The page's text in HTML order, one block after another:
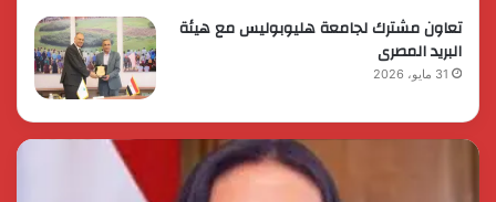
تعاون مشترك لجامعة هليوبوليس مع هيئة
البريد المصرى
31 مايو، 2026
رئيس